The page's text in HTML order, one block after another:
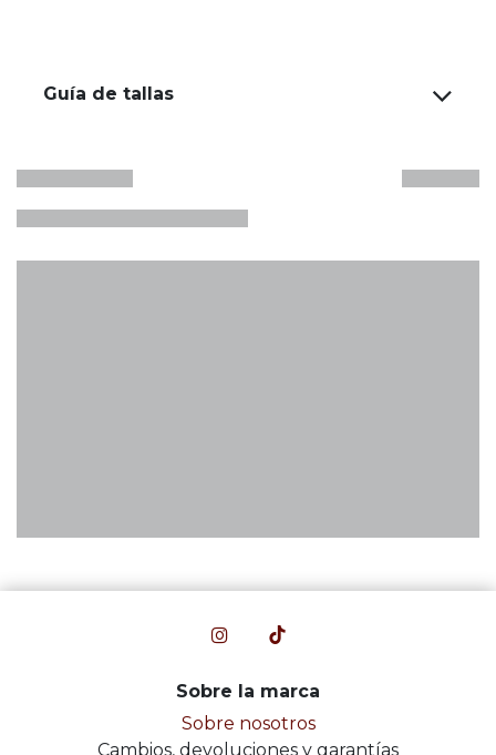
Guía de tallas
Sobre la marca
Sobre nosotros
Cambios, devoluciones y garantías